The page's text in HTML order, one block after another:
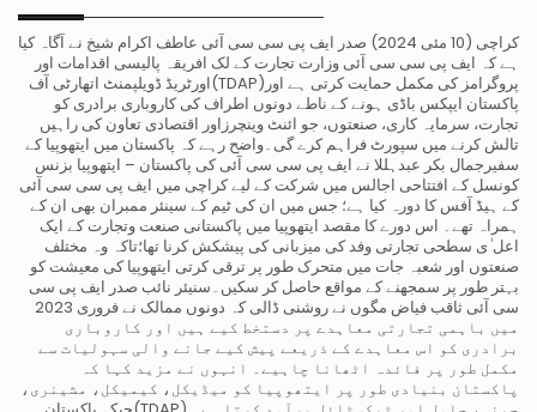
کراچی (10 مئی 2024) صدر ایف پی سی سی آئی عاطف اکرام شیخ نے آگاہ کیا
ہے کہ ایف پی سی سی آئی وزارت تجارت کے لک افریقہ پالیسی اقدامات اور
پروگرامز کی مکمل حمایت کرتی ہے اور(TDAP)اورٹریڈ ڈویلپمنٹ اتھارٹی آف
پاکستان ایپکس باڈی ہونے کے ناطے دونوں اطراف کی کاروباری برادری کو
تجارت، سرمایہ کاری، صنعتوں، جو ائنٹ وینچرزاور اقتصادی تعاون کی راہیں
تالش کرنے میں سپورٹ فراہم کرے گی۔واضح رہے کہ پاکستان میں ایتھوپیا کے
سفیرجمال بکر عبدہللا نے ایف پی سی سی آئی کی پاکستان – ایتھوپیا بزنس
کونسل کے افتتاحی اجالس میں شرکت کے لیے کراچی میں ایف پی سی سی آئی
کے ہیڈ آفس کا دورہ کیا ہے؛ جس میں ان کی ٹیم کے سینئر ممبران بھی ان کے
ہمراہ تھے۔ اس دورے کا مقصد ایتھوپیا میں پاکستانی صنعت وتجارت کے ایک
اعل ٰی سطحی تجارتی وفد کی میزبانی کی پیشکش کرنا تھا؛تاکہ وہ مختلف
صنعتوں اور شعبہ جات میں متحرک طور پر ترقی کرتی ایتھوپیا کی معیشت کو
بہتر طور پر سمجھنے کے مواقع حاصل کر سکیں۔سنیئر نائب صدر ایف پی سی
سی آئی ثاقب فیاض مگوں نے روشنی ڈالی کہ دونوں ممالک نے فروری 2023
میں باہمی تجارتی معاہدے پر دستخط کیے ہیں اور کاروباری
برادری کو اس معاہدے کے ذریعے پیش کیے جانے والی سہولیات سے
مکمل طور پر فائدہ اٹھانا چاہیے۔ انہوں نے مزید کہا کہ
پاکستان بنیادی طور پر ایتھوپیا کو میڈیکل، کیمیکل، مشینری،